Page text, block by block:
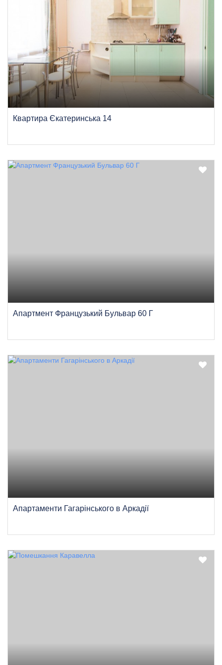
Квартира Єкатеринська 14
Апартмент Французький Бульвар 60 Г
Апартаменти Гагарінського в Аркадії